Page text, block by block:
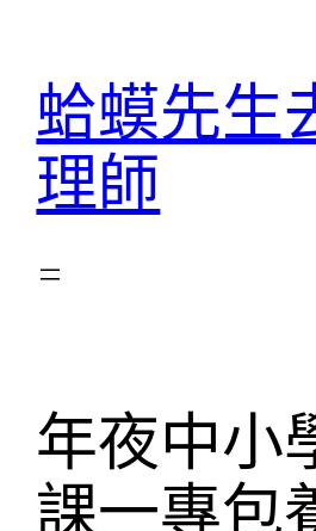
蛤蟆先生
理師
年夜中小
課一專包